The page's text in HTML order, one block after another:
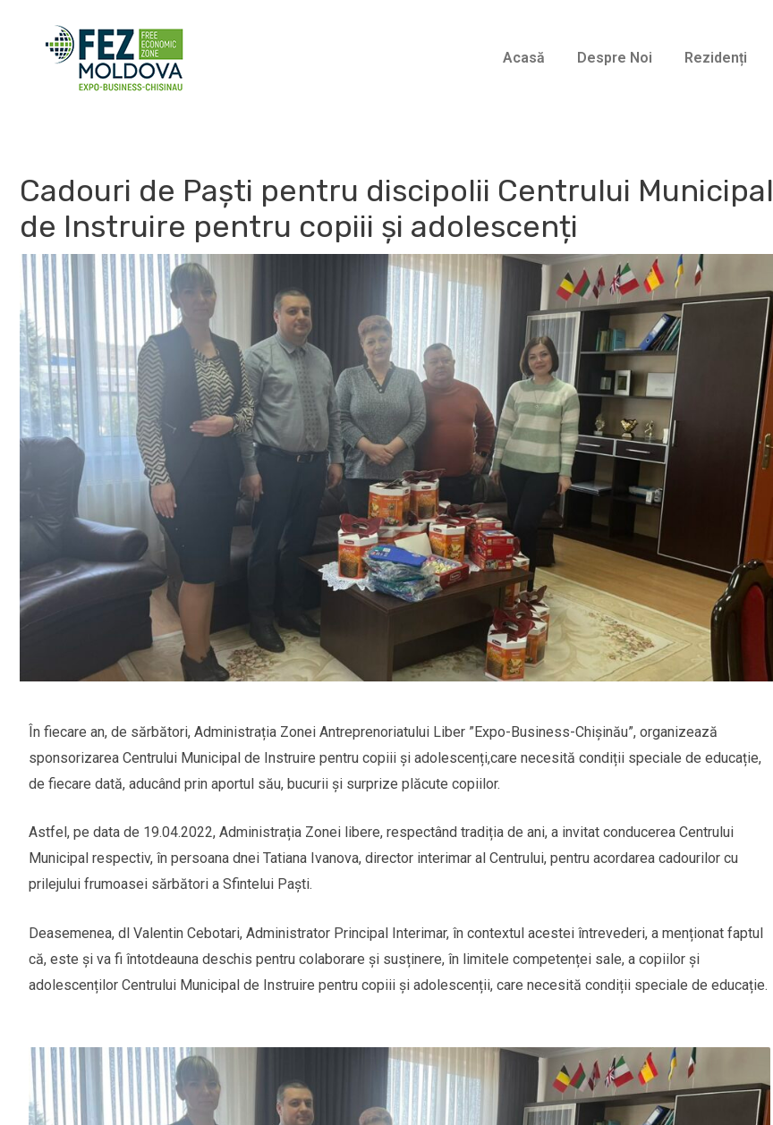
Acasă Despre Noi Rezidenți
Cadouri de Paști pentru discipolii Centrului Municipal
de Instruire pentru copiii și adolescenți
În fiecare an, de sărbători, Administrația Zonei Antreprenoriatului Liber ”Expo-Business-Chișinău”, organizează
sponsorizarea Centrului Municipal de Instruire pentru copiii și adolescenți,care necesită condiții speciale de educație,
de fiecare dată, aducând prin aportul său, bucurii și surprize plăcute copiilor.
Astfel, pe data de 19.04.2022, Administrația Zonei libere, respectând tradiția de ani, a invitat conducerea Centrului
Municipal respectiv, în persoana dnei Tatiana Ivanova, director interimar al Centrului, pentru acordarea cadourilor cu
prilejului frumoasei sărbători a Sfintelui Paști.
Deasemenea, dl Valentin Cebotari, Administrator Principal Interimar, în contextul acestei întrevederi, a menționat faptul
că, este și va fi întotdeauna deschis pentru colaborare și susținere, în limitele competenței sale, a copiilor și
adolescenților Centrului Municipal de Instruire pentru copiii și adolescenții, care necesită condiții speciale de educație.